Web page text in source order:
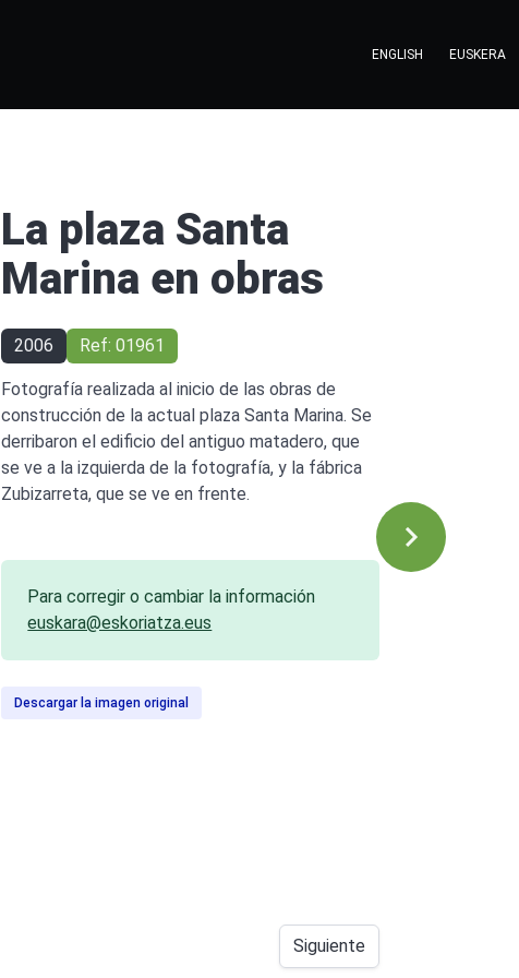
ENGLISH EUSKERA
La plaza Santa
Marina en obras
2006 Ref: 01961
Fotografía realizada al inicio de las obras de
construcción de la actual plaza Santa Marina. Se
derribaron el edificio del antiguo matadero, que
se ve a la izquierda de la fotografía, y la fábrica
Zubizarreta, que se ve en frente.
Para corregir o cambiar la información
euskara@eskoriatza.eus
Descargar la imagen original
Siguiente